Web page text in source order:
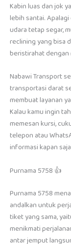
Kabin luas dan jok
lebih santai.
udara tetap segar,
reclining yang bisa
beristirahat dengan
Nabawi Transport
transportasi darat
membuat layanan
Kalau kamu ingin
memesan kursi,
telepon atau
informasi kapan
Purnama 5758 👍
Purnama 5758
andalkan untuk
tiket yang sama,
menikmati
antar jemput